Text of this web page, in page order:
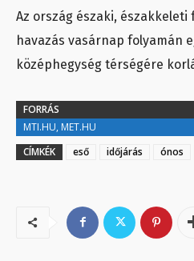
Az ország északi,
havazás vasárnap folyamán
középhegység térségére
FORRÁS
MTI.HU, MET.HU
CÍMKÉK
eső időjárás ónos